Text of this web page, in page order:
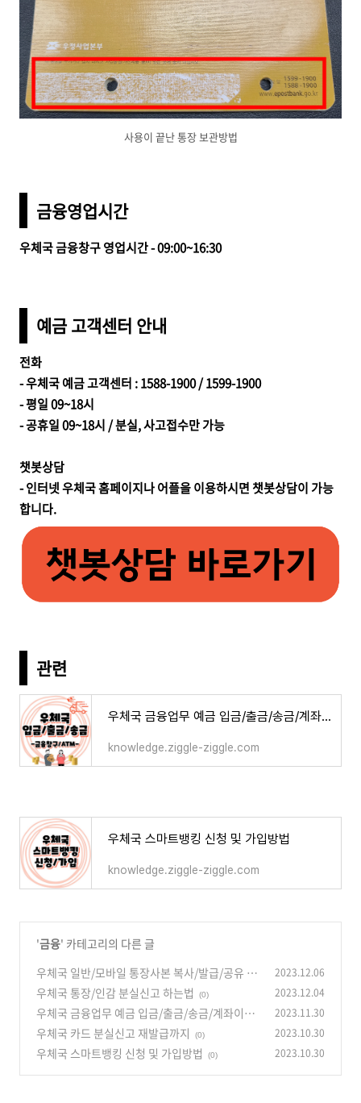
사용이 끝난 통장 보관방법
금융영업시간
우체국 금융창구 영업시간 - 09:00~16:30
예금 고객센터 안내
전화
- 우체국 예금 고객센터 : 1588-1900 / 1599-1900
- 평일 09~18시
- 공휴일 09~18시 / 분실, 사고접수만 가능
챗봇상담
- 인터넷 우체국 홈페이지나 어플을 이용하시면 챗봇상담이 가능
합니다.
관련
우체국 금융업무 예금 입금/출금/송금/계좌이체 하는법
knowledge.ziggle-ziggle.com
우체국 스마트뱅킹 신청 및 가입방법
knowledge.ziggle-ziggle.com
'금융' 카테고리의 다른 글
우체국 일반/모바일 통장사본 복사/발급/공유 하
는법
(0)
2023.12.06
우체국 통장/인감 분실신고 하는법 (0) 2023.12.04
우체국 금융업무 예금 입금/출금/송금/계좌이체
하는법
(0)
2023.11.30
우체국 카드 분실신고 재발급까지 (0) 2023.10.30
우체국 스마트뱅킹 신청 및 가입방법 (0) 2023.10.30